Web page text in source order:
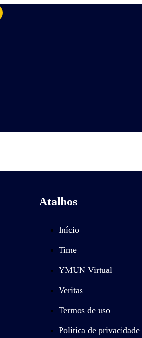
Atalhos
Início
Time
YMUN Virtual
Veritas
Termos de uso
Política de privacidade